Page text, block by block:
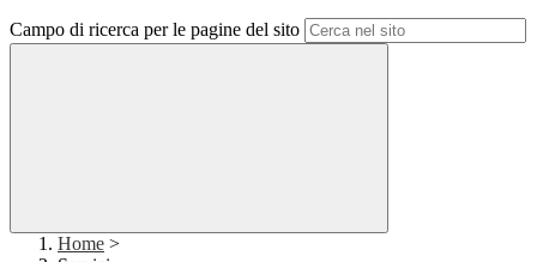
Campo di ricerca per le pagine del sito
Home >